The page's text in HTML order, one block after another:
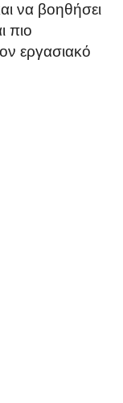
να βοηθήσει
πιο
εργασιακό